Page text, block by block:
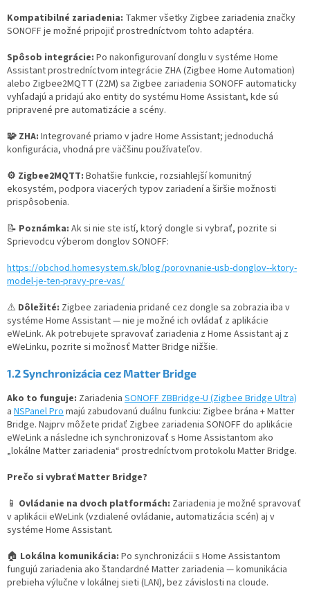
Kompatibilné zariadenia: Takmer všetky Zigbee zariadenia značky
SONOFF je možné pripojiť prostredníctvom tohto adaptéra.
Spôsob integrácie: Po nakonfigurovaní donglu v systéme Home
Assistant prostredníctvom integrácie ZHA (Zigbee Home Automation)
alebo Zigbee2MQTT (Z2M) sa Zigbee zariadenia SONOFF automaticky
vyhľadajú a pridajú ako entity do systému Home Assistant, kde sú
pripravené pre automatizácie a scény.
🧩 ZHA: Integrované priamo v jadre Home Assistant; jednoduchá
konfigurácia, vhodná pre väčšinu používateľov.
⚙️ Zigbee2MQTT: Bohatšie funkcie, rozsiahlejší komunitný
ekosystém, podpora viacerých typov zariadení a širšie možnosti
prispôsobenia.
📝 Poznámka: Ak si nie ste istí, ktorý dongle si vybrať, pozrite si
Sprievodcu výberom donglov SONOFF:
https://obchod.homesystem.sk/blog/porovnanie-usb-donglov--ktory-
model-je-ten-pravy-pre-vas/
⚠️ Dôležité: Zigbee zariadenia pridané cez dongle sa zobrazia iba v
systéme Home Assistant — nie je možné ich ovládať z aplikácie
eWeLink. Ak potrebujete spravovať zariadenia z Home Assistant aj z
eWeLinku, pozrite si možnosť Matter Bridge nižšie.
1.2Synchronizácia cez Matter Bridge
Ako to funguje: Zariadenia SONOFF ZBBridge-U (Zigbee Bridge Ultra)
a NSPanel Promajú zabudovanú duálnu funkciu: Zigbee brána + Matter
Bridge. Najprv môžete pridať Zigbee zariadenia SONOFF do aplikácie
eWeLink a následne ich synchronizovať s Home Assistantom ako
„lokálne Matter zariadenia“ prostredníctvom protokolu Matter Bridge.
Prečo si vybrať Matter Bridge?
📱 Ovládanie na dvoch platformách: Zariadenia je možné spravovať
v aplikácii eWeLink (vzdialené ovládanie, automatizácia scén) aj v
systéme Home Assistant.
🏠 Lokálna komunikácia: Po synchronizácii s Home Assistantom
fungujú zariadenia ako štandardné Matter zariadenia — komunikácia
prebieha výlučne v lokálnej sieti (LAN), bez závislosti na cloude.